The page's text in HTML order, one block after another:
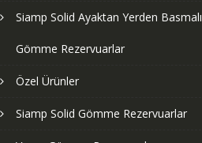
Siamp Solid Ayaktan Yerden Basmalı
Gömme Rezervuarlar
Özel Ürünler
Siamp Solid Gömme Rezervuarlar